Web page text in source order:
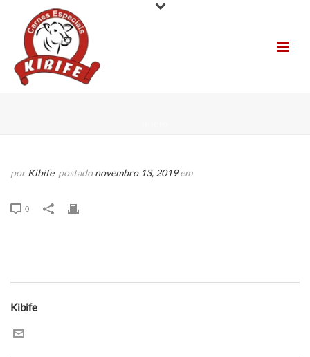
porKibife postadonovembro 13, 2019em
0
Kibife